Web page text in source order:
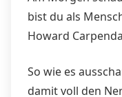
bist du als
Howard
So wie es
damit voll den